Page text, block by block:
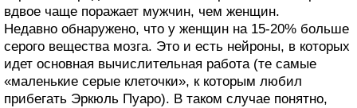
вдвое чаще поражает мужчин, чем женщин.
Недавно обнаружено, что у женщин на 15-20% больше
серого вещества мозга. Это и есть нейроны, в которых
идет основная вычислительная работа (те самые
«маленькие серые клеточки», к которым любил
прибегать Эркюль Пуаро). В таком случае понятно,